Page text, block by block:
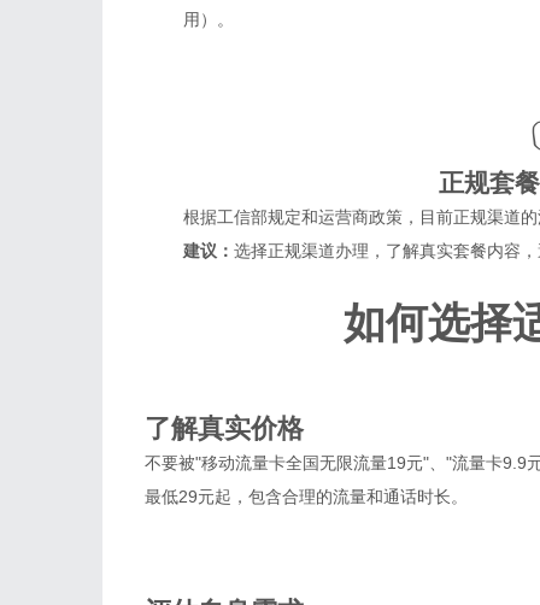
用）。
正规套
根据工信部规定和运营商政策，目前正规渠道
建议： 选择正规渠道办理，了解真实套餐内容
如何选择
了解真实价格
不要被"移动流量卡全国无限流量19元"、"流量卡9.9
最低29元起，包含合理的流量和通话时长。